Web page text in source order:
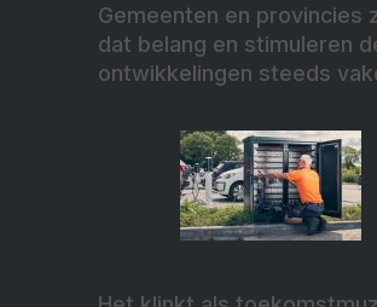
Gemeenten en provincies
dat belang en stimuleren
ontwikkelingen steeds